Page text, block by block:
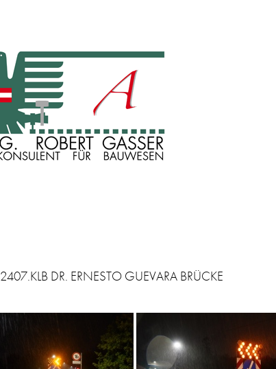
2407.KLB DR. ERNESTO GUEVARA BRÜCKE